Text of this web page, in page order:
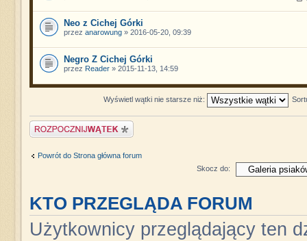
Neo z Cichej Górki
przez anarowung» 2016-05-20, 09:39
Negro Z Cichej Górki
przez Reader» 2015-11-13, 14:59
Wyświetl wątki nie starsze niż:
Napisz wątek
Powrót do Strona główna forum
Skocz do:
KTO PRZEGLĄDA FORUM
Użytkownicy przeglądający ten